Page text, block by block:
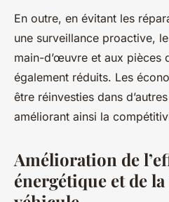
En outre, en évitant les
une surveillance proactive,
main-d’œuvre et aux pièces
également réduits. Les
être réinvesties dans
améliorant ainsi la
Amélioration de
énergétique et de